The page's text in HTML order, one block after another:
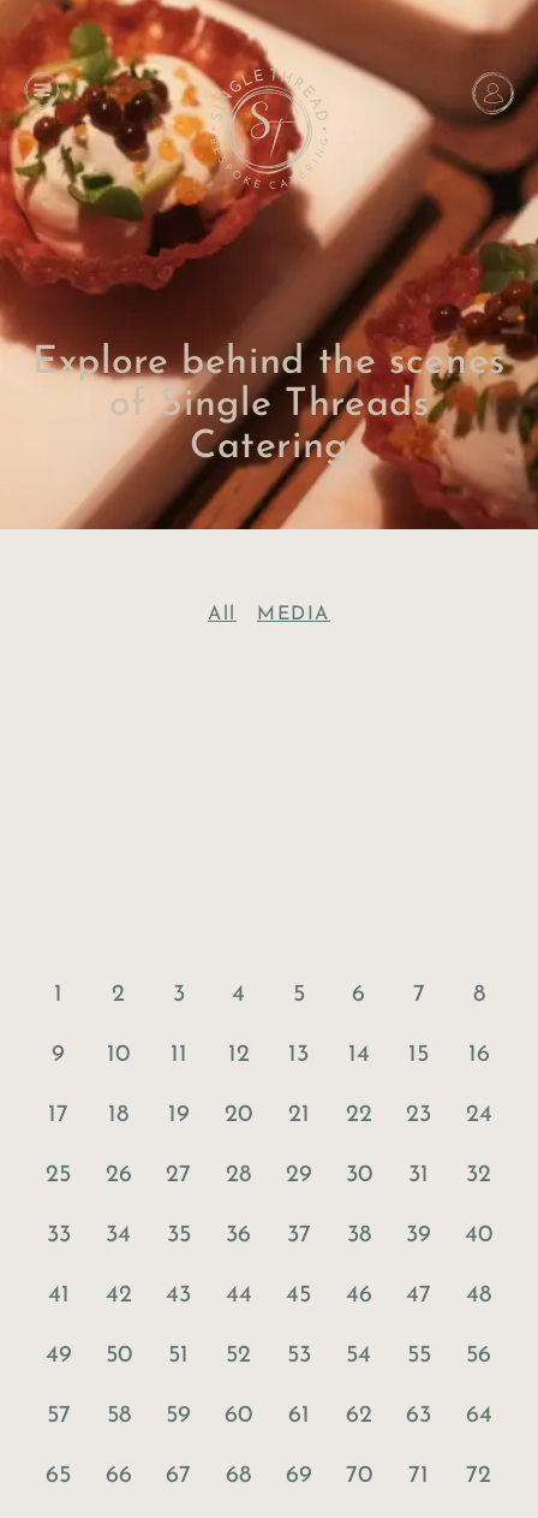
Explore behind the scenes
of Single Threads
Catering
All MEDIA
1 2 3 4 5 6 7 8
9 10 11 12 13 14 15 16
17 18 19 20 21 22 23 24
25 26 27 28 29 30 31 32
33 34 35 36 37 38 39 40
41 42 43 44 45 46 47 48
49 50 51 52 53 54 55 56
57 58 59 60 61 62 63 64
65 66 67 68 69 70 71 72